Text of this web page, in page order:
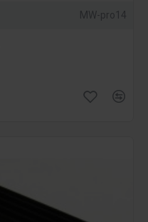
MW-pro14